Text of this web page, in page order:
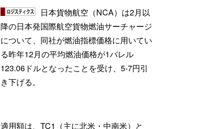
日本貨物航空（NCA）は2月以
降の日本発国際航空貨物燃油サーチャージ
について、同社が燃油指標価格に用いてい
る昨年12月の平均燃油価格が1バレル
123.06ドルとなったことを受け、5-7円引
き下げる。
適用額は、TC1（主に北米・中南米）と